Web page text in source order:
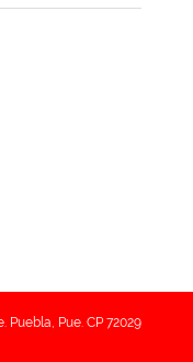
Puebla, Pue. CP 72029